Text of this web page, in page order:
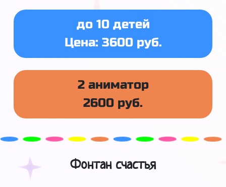
до 10 детей
Цена: 3600 руб.
2 аниматор
2600 руб.
Фонтан счастья